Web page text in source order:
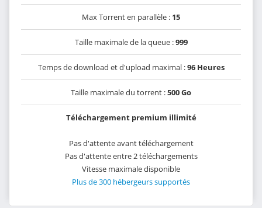
Max Torrent en parallèle : 15
Taille maximale de la queue :999
Temps de download et d'upload maximal :96 Heures
Taille maximale du torrent :500 Go
Téléchargement premium illimité
Pas d'attente avant téléchargement
Pas d'attente entre 2 téléchargements
Vitesse maximale disponible
Plus de 300 hébergeurs supportés